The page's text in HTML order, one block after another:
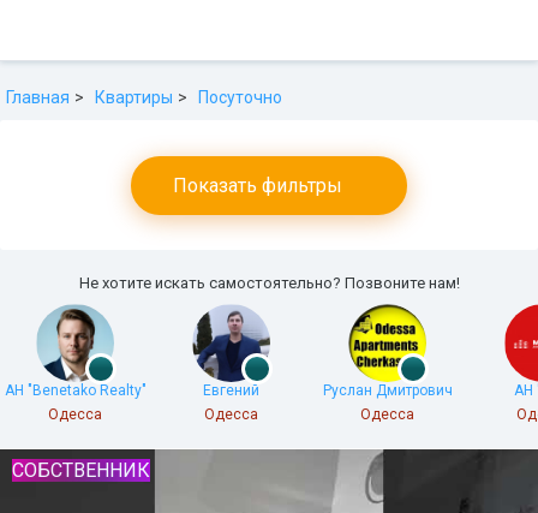
Главная Квартиры Посуточно
Показать фильтры
Не хотите искать самостоятельно? Позвоните нам!
АН "Benetako Realty"
Одесса
Евгений
Одесса
Руслан Дмитрович
Одесса
АН
СОБСТВЕННИК